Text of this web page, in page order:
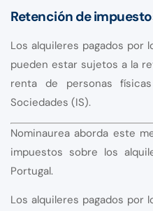
Retención de
Los alquileres pagados por
pueden estar sujetos a la
renta de personas
Sociedades (IS).
Nominaurea aborda este
impuestos sobre los
Portugal.
Los alquileres pagados por